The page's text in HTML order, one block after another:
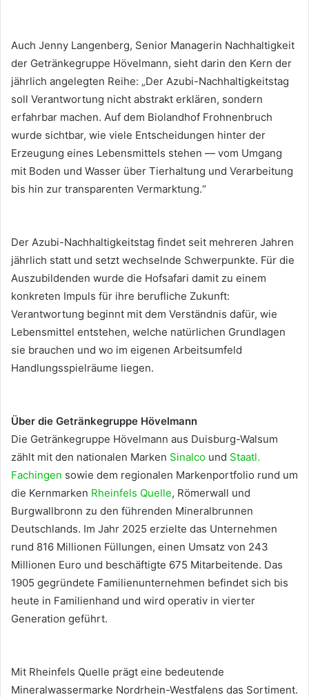
Auch Jenny Langenberg, Senior Managerin Nachhaltigkeit
der Getränkegruppe Hövelmann, sieht darin den Kern der
jährlich angelegten Reihe: „Der Azubi-Nachhaltigkeitstag
soll Verantwortung nicht abstrakt erklären, sondern
erfahrbar machen. Auf dem Biolandhof Frohnenbruch
wurde sichtbar, wie viele Entscheidungen hinter der
Erzeugung eines Lebensmittels stehen — vom Umgang
mit Boden und Wasser über Tierhaltung und Verarbeitung
bis hin zur transparenten Vermarktung.“
Der Azubi-Nachhaltigkeitstag findet seit mehreren Jahren
jährlich statt und setzt wechselnde Schwerpunkte. Für die
Auszubildenden wurde die Hofsafari damit zu einem
konkreten Impuls für ihre berufliche Zukunft:
Verantwortung beginnt mit dem Verständnis dafür, wie
Lebensmittel entstehen, welche natürlichen Grundlagen
sie brauchen und wo im eigenen Arbeitsumfeld
Handlungsspielräume liegen.
Über die Getränkegruppe Hövelmann
Die Getränkegruppe Hövelmann aus Duisburg-Walsum
zählt mit den nationalen Marken Sinalco und Staatl.
Fachingen sowie dem regionalen Markenportfolio rund um
die Kernmarken Rheinfels Quelle, Römerwall und
Burgwallbronn zu den führenden Mineralbrunnen
Deutschlands. Im Jahr 2025 erzielte das Unternehmen
rund 816 Millionen Füllungen, einen Umsatz von 243
Millionen Euro und beschäftigte 675 Mitarbeitende. Das
1905 gegründete Familienunternehmen befindet sich bis
heute in Familienhand und wird operativ in vierter
Generation geführt.
Mit Rheinfels Quelle prägt eine bedeutende
Mineralwassermarke Nordrhein-Westfalens das Sortiment.